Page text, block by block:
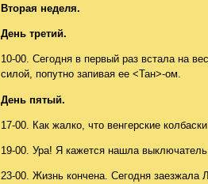
Вторая неделя.
День третий.
10-00. Сегодня в первый раз встала на
силой, попутно запивая ее <Тан>-ом.
День пятый.
17-00. Как жалко, что венгерские
19-00. Ура! Я кажется нашла
23-00. Жизнь кончена. Сегодня заезжала